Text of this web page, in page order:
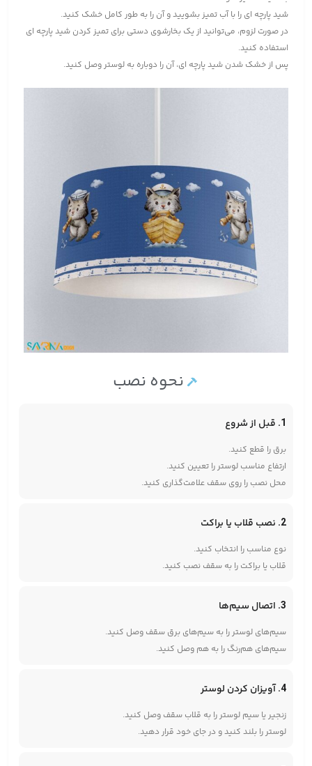
شید پارچه ای را با آب تمیز بشویید و آن را به طور کامل خشک کنید.
در صورت لزوم، می‌توانید از یک بخارشوی دستی برای تمیز کردن شید پارچه ای
استفاده کنید.
پس از خشک شدن شید پارچه ای، آن را دوباره به لوستر وصل کنید.
نحوه نصب
1. قبل از شروع
برق را قطع کنید.
ارتفاع مناسب لوستر را تعیین کنید.
محل نصب را روی سقف علامت‌گذاری کنید.
2. نصب قلاب یا براکت
نوع مناسب را انتخاب کنید.
قلاب یا براکت را به سقف نصب کنید.
3. اتصال سیم‌ها
سیم‌های لوستر را به سیم‌های برق سقف وصل کنید.
سیم‌های هم‌رنگ را به هم وصل کنید.
4. آویزان کردن لوستر
زنجیر یا سیم لوستر را به قلاب سقف وصل کنید.
لوستر را بلند کنید و در جای خود قرار دهید.